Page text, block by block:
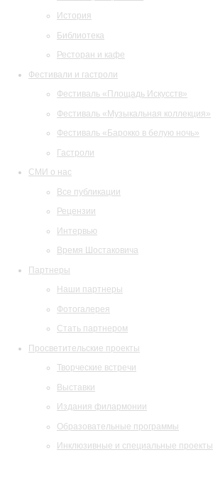
История
Библиотека
Ресторан и кафе
Фестивали и гастроли
Фестиваль «Площадь Искусств»
Фестиваль «Музыкальная коллекция»
Фестиваль «Барокко в белую ночь»
Гастроли
СМИ о нас
Все публикации
Рецензии
Интервью
Время Шостаковича
Партнеры
Наши партнеры
Фотогалерея
Стать партнером
Просветительские проекты
Творческие встречи
Выставки
Издания филармонии
Образовательные программы
Инклюзивные и специальные проекты